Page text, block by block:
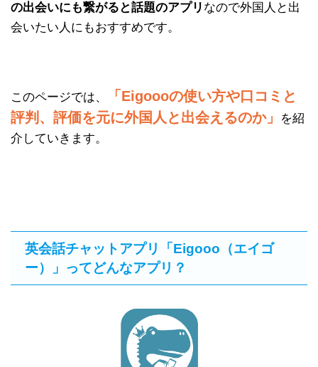
の出会いにも繋がると話題のアプリ なので外国人と出
会いたい人にもおすすめです。
このページでは、
「Eigoooの使い方や口コミと
評判、評価を元に外国人と出会えるのか」
を紹
介していきます。
英会話チャットアプリ「Eigooo（エイゴ
ー）」ってどんなアプリ？